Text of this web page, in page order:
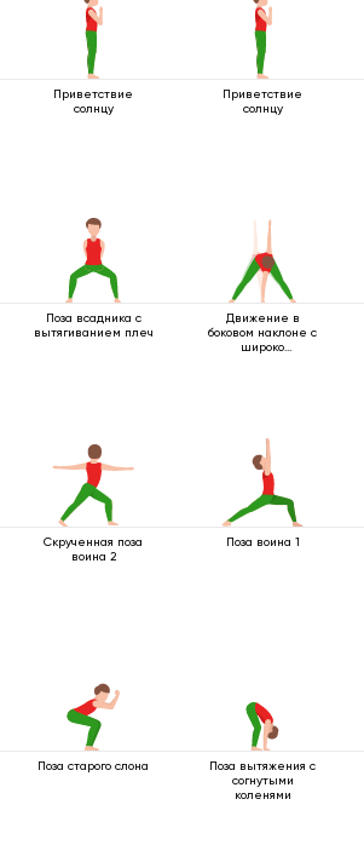
Приветствие
солнцу
Приветствие
солнцу
Поза всадника с
вытягиванием плеч
Движение в
боковом наклоне с
широко
Скрученная поза
воина 2
Поза воина 1
Поза старого слона
Поза вытяжения с
согнутыми
коленями